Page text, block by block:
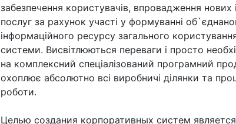
забезпечення користувачів, впровадження нових
послуг за рахунок участі у формуванні
інформаційного ресурсу загального
системи. Висвітлюються переваги і просто
на комплексний спеціалізований програмний
охоплює абсолютно всі виробничі ділянки та
роботи.
Целью создания корпоративных систем